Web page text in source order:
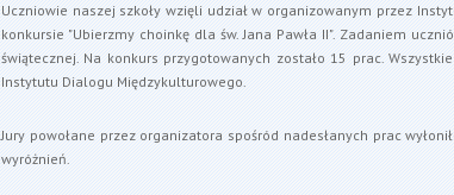
Uczniowie naszej szkoły wzięli udział w organizowanym przez
konkursie "Ubierzmy choinkę dla św. Jana Pawła II". Zadaniem
świątecznej. Na konkurs przygotowanych zostało 15 prac.
Instytutu Dialogu Międzykulturowego.
Jury powołane przez organizatora spośród nadesłanych prac
wyróżnień.